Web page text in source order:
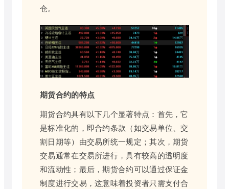
仓。
期货合约的特点
期货合约具有以下几个显著特点：首先，它
是标准化的，即合约条款（如交易单位、交
割日期等）由交易所统一规定；其次，期货
交易通常在交易所进行，具有较高的透明度
和流动性；最后，期货合约可以通过保证金
制度进行交易，这意味着投资者只需支付合